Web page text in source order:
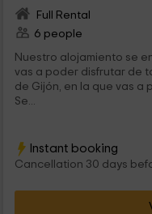
Full Rental
6 people
Nuestro alojamiento se
vas a poder disfrutar de
de Gijón, en la que vas a
Se...
Instant booking
Cancellation 30 days